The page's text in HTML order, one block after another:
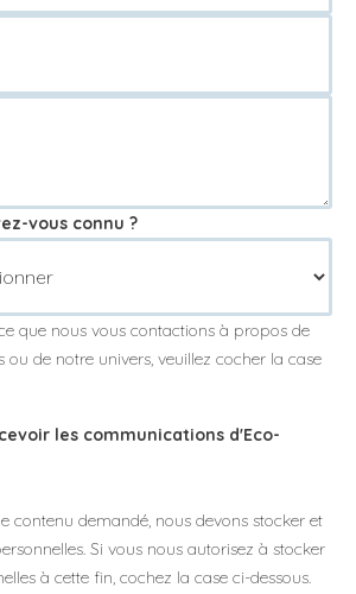
vous connu ?
que nous vous contactions à propos de
ou de notre univers, veuillez cocher la case
les communications d'Eco-
contenu demandé, nous devons stocker et
Si vous nous autorisez à stocker
à cette fin, cochez la case ci-dessous.